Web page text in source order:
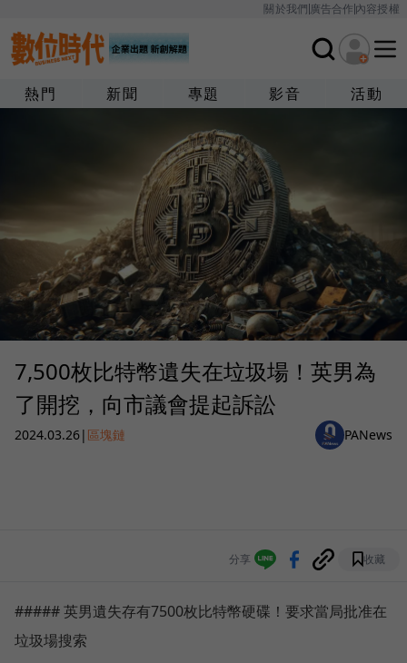
關於我們廣告合作內容授權
熱門 新聞 專題 影音 活動
7,500枚比特幣遺失在垃圾場！英男為
了開挖，向市議會提起訴訟
2024.03.26| 區塊鏈 PANews
分享 收藏
##### 英男遺失存有7500枚比特幣硬碟！要求當局批准在
垃圾場搜索